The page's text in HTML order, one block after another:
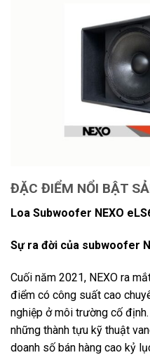
ĐẶC ĐIỂM NỔI BẬT
Loa Subwoofer NEXO
Sự ra đời của subwoofer
Cuối năm 2021, NEXO ra
điểm có công suất cao
nghiệp ở môi trường cố
những thành tựu kỹ thuật
doanh số bán hàng cao kỷ